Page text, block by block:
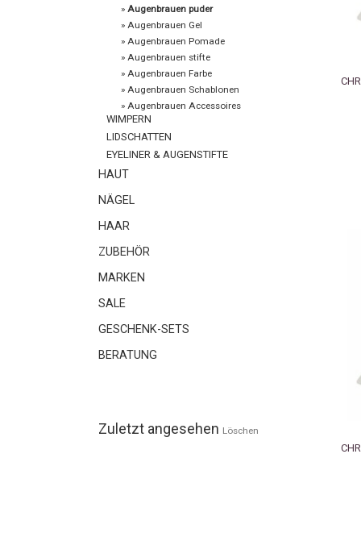
» Augenbrauen puder
» Augenbrauen Gel
» Augenbrauen Pomade
» Augenbrauen stifte
» Augenbrauen Farbe
» Augenbrauen Schablonen
» Augenbrauen Accessoires
WIMPERN
LIDSCHATTEN
EYELINER & AUGENSTIFTE
HAUT
NÄGEL
HAAR
ZUBEHÖR
MARKEN
SALE
GESCHENK-SETS
BERATUNG
Zuletzt angesehen Löschen